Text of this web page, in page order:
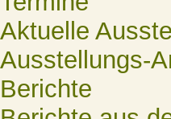
Aktuelle
Ausstellungs-
Berichte